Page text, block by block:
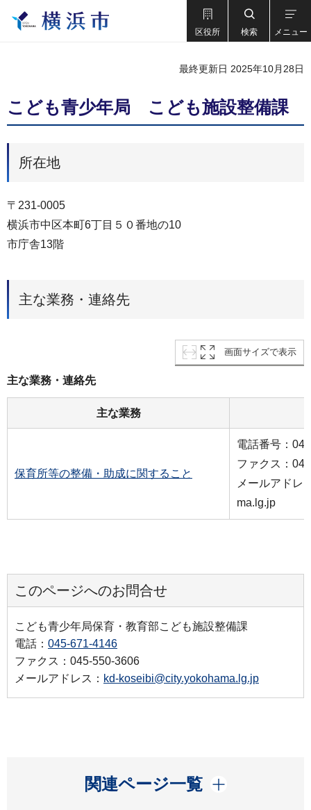
区役所 検索 メニュー
最終更新日 2025年10月28日
こども青少年局 こども施設整備課
所在地
〒231-0005
横浜市中区本町6丁目５０番地の10
市庁舎13階
主な業務・連絡先
画面サイズで表示
主な業務・連絡先
主な業務
保育所等の整備・助成に関すること
電話番号：
ファクス：
メールアドレ
ma.lg.jp
このページへのお問合せ
こども青少年局保育・教育部こども施設整備課
電話： 045-671-4146
ファクス：045-550-3606
メールアドレス： kd-koseibi@city.yokohama.lg.jp
関連ページ一覧
開く